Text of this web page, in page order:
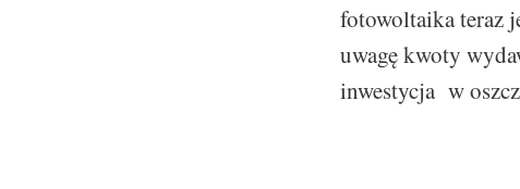
fotowoltaika teraz
uwagę kwoty
inwestycja w